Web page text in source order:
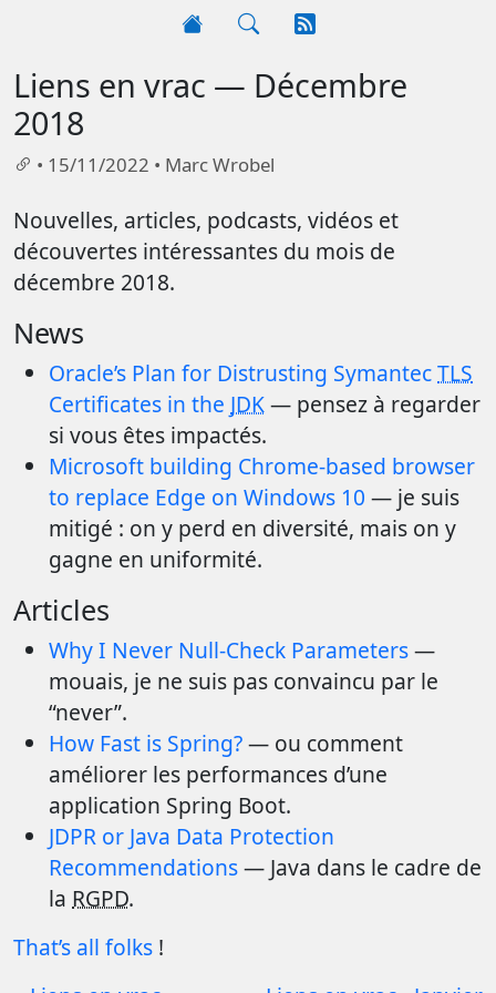
Liens en vrac — Décembre
2018
• 15/11/2022 • Marc Wrobel
Nouvelles, articles, podcasts, vidéos et
découvertes intéressantes du mois de
décembre 2018.
News
Oracle’s Plan for Distrusting SymantecTLS
Certificates in the JDK— pensez à regarder
si vous êtes impactés.
Microsoft building Chrome-based browser
to replace Edge on Windows 10 — je suis
mitigé : on y perd en diversité, mais on y
gagne en uniformité.
Articles
Why I Never Null-Check Parameters—
mouais, je ne suis pas convaincu par le
“never”.
How Fast is Spring?— ou comment
améliorer les performances d’une
application Spring Boot.
JDPR or Java Data Protection
Recommendations— Java dans le cadre de
la RGPD.
That’s all folks !